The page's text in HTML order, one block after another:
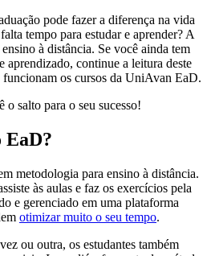
pode fazer a diferença na vida
tempo para estudar e aprender? A
à distância. Se você ainda tem
aprendizado, continue a leitura deste
os cursos da UniAvan EaD.
o salto para o seu sucesso!
EaD?
metodologia para ensino à distância.
às aulas e faz os exercícios pela
e gerenciado em uma plataforma
otimizar muito o seu tempo.
ou outra, os estudantes também